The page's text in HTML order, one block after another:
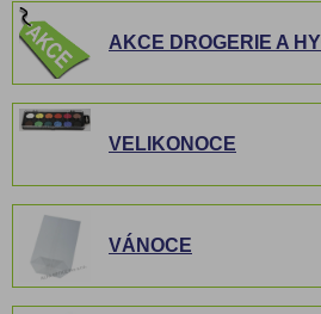
AKCE DROGERIE A
VELIKONOCE
VÁNOCE